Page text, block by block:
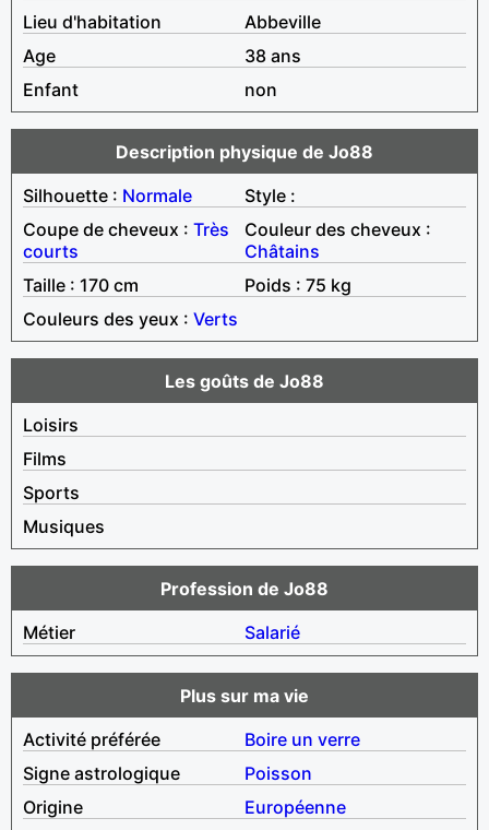
Lieu d'habitation
Abbeville
Age
38 ans
Enfant
non
Description physique de Jo88
Silhouette : Normale
Style :
Coupe de cheveux : Très
courts
Couleur des cheveux :
Châtains
Taille : 170 cm
Poids : 75 kg
Couleurs des yeux : Verts
Les goûts de Jo88
Loisirs
Films
Sports
Musiques
Profession de Jo88
Métier
Salarié
Plus sur ma vie
Activité préférée
Boire un verre
Signe astrologique
Poisson
Origine
Européenne